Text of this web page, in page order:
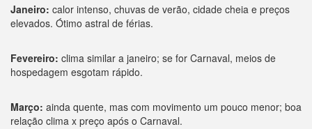
Janeiro: calor intenso, chuvas de verão, cidade cheia e preços
elevados. Ótimo astral de férias.
Fevereiro: clima similar a janeiro; se for Carnaval, meios de
hospedagem esgotam rápido.
Março: ainda quente, mas com movimento um pouco menor; boa
relação clima x preço após o Carnaval.